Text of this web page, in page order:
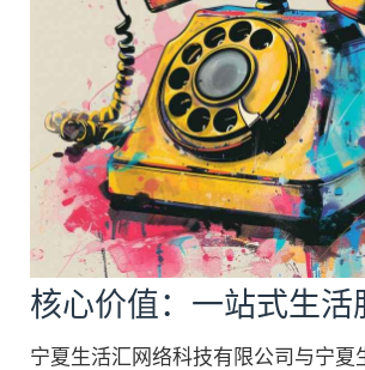
核心价值：一站式生活
宁夏生活汇网络科技有限公司与宁夏